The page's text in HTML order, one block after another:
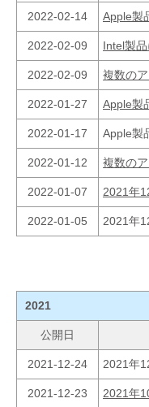
2022-02-14 Apple製
2022-02-09 Intel製
2022-02-09 複数の
2022-01-27 Apple製
2022-01-17 Apple製
2022-01-12 複数の
2022-01-07 2021年
2022-01-05 2021年
2021
公開日
2021-12-24 2021年
2021-12-23 2021年